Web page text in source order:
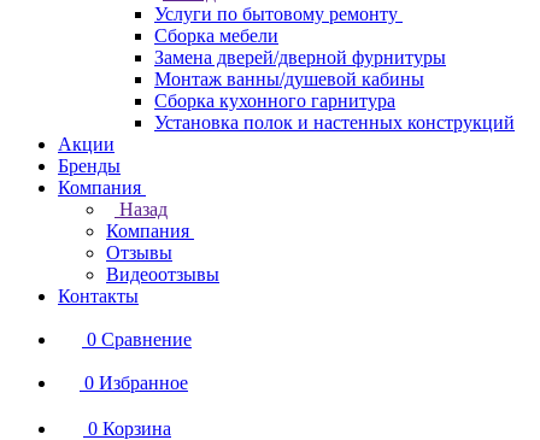
Услуги по бытовому ремонту
Сборка мебели
Замена дверей/дверной фурнитуры
Монтаж ванны/душевой кабины
Сборка кухонного гарнитура
Установка полок и настенных конструкций
Акции
Бренды
Компания
Назад
Компания
Отзывы
Видеоотзывы
Контакты
0 Сравнение
0 Избранное
0 Корзина